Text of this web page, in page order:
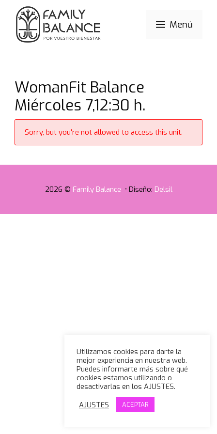
Saltar
contenido
Menú
WomanFit Balance
Miércoles 7,12:30 h.
Sorry, but you're not allowed to access this unit.
2026 © Family Balance • Diseño: Delsil
Utilizamos cookies para darte la
mejor experiencia en nuestra web.
Puedes informarte más sobre qué
cookies estamos utilizando o
desactivarlas en los AJUSTES.
AJUSTES
ACEPTAR